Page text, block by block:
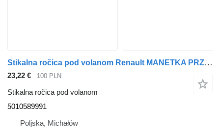
Stikalna ročica pod volanom Renault MANETKA PRZEŁĄCZNIK WYCIERACZEK PREMIUM DXI MAGNUM DXI 5010589991 za vlačilec Renault
23,22 € 100 PLN
Stikalna ročica pod volanom
5010589991
Poljska, Michałów